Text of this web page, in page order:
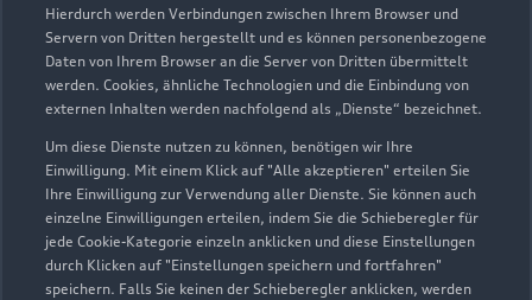
Hierdurch werden Verbindungen zwischen Ihrem Browser und
Servern von Dritten hergestellt und es können personenbezogene
Daten von Ihrem Browser an die Server von Dritten übermittelt
werden. Cookies, ähnliche Technologien und die Einbindung von
externen Inhalten werden nachfolgend als „Dienste“ bezeichnet.
Um diese Dienste nutzen zu können, benötigen wir Ihre
Einwilligung. Mit einem Klick auf "Alle akzeptieren" erteilen Sie
Ihre Einwilligung zur Verwendung aller Dienste. Sie können auch
einzelne Einwilligungen erteilen, indem Sie die Schieberegler für
jede Cookie-Kategorie einzeln anklicken und diese Einstellungen
durch Klicken auf "Einstellungen speichern und fortfahren"
speichern. Falls Sie keinen der Schieberegler anklicken, werden
GmbH
Servicepartner e-tron